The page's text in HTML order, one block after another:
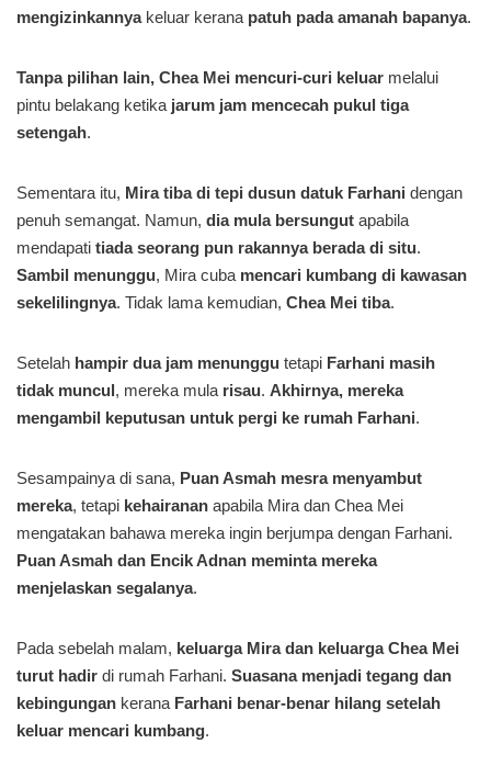
mengizinkannyakeluar kerana patuh pada amanah bapanya.
Tanpa pilihan lain, Chea Mei mencuri-curi keluar melalui
pintu belakang ketika jarum jam mencecah pukul tiga
setengah.
Sementara itu, Mira tiba di tepi dusun datuk Farhani dengan
penuh semangat. Namun, dia mula bersungut apabila
mendapati tiada seorang pun rakannya berada di situ.
Sambil menunggu, Mira cuba mencari kumbang di kawasan
sekelilingnya. Tidak lama kemudian, Chea Mei tiba.
Setelah hampir dua jam menunggu tetapi Farhani masih
tidak muncul, mereka mula risau. Akhirnya, mereka
mengambil keputusan untuk pergi ke rumah Farhani.
Sesampainya di sana, Puan Asmah mesra menyambut
mereka, tetapi kehairanan apabila Mira dan Chea Mei
mengatakan bahawa mereka ingin berjumpa dengan Farhani.
Puan Asmah dan Encik Adnan meminta mereka
menjelaskan segalanya.
Pada sebelah malam, keluarga Mira dan keluarga Chea Mei
turut hadir di rumah Farhani. Suasana menjadi tegang dan
kebingungan kerana Farhani benar-benar hilang setelah
keluar mencari kumbang.